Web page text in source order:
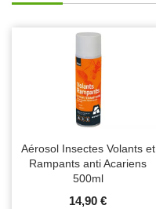
Aérosol Insectes Volants et
Rampants anti Acariens
500ml
14,90 €